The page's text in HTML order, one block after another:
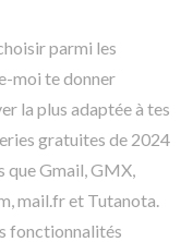
parmi les
moi te donner
la plus adaptée à tes
gratuites de 2024
que Gmail, GMX,
mail.fr et Tutanota.
fonctionnalités